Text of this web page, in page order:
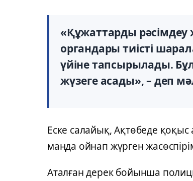
«Құжаттарды
органдары тиісті
үйіне тапсырылады.
жүзеге асады», – деп
Еске салайық, Ақтөбеде
маңда ойнап жүрген
Аталған дерек бойынша